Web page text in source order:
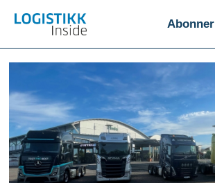
Abonner